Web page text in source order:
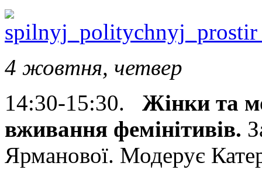
4 жовтня, четвер
14:30-15:30. Жінки та
вживання фемінітивів.
Ярманової. Модерує